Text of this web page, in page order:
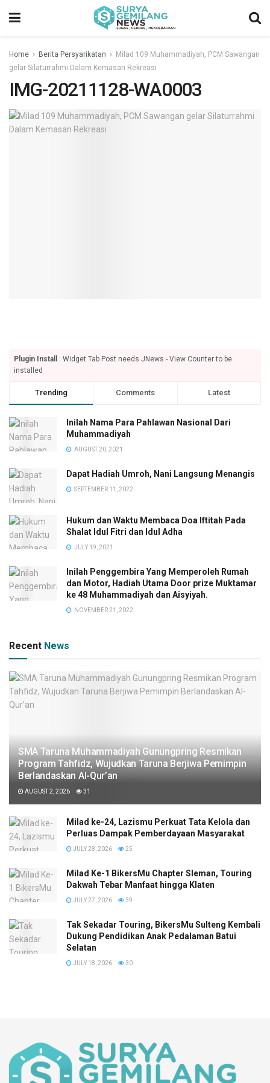
Home Berita Persyarikatan
Milad 109 Muhammadiyah, PCM Sawangan
gelar Silaturrahmi Dalam Kemasan Rekreasi
IMG-20211128-WA0003
Plugin Install
: Widget Tab Post needs JNews - View Counter to be
installed
Trending Comments Latest
Inilah Nama Para Pahlawan Nasional Dari
Muhammadiyah
AUGUST 20, 2021
Dapat Hadiah Umroh, Nani Langsung Menangis
SEPTEMBER 11, 2022
Hukum dan Waktu Membaca Doa Iftitah Pada
Shalat Idul Fitri dan Idul Adha
JULY 19, 2021
Inilah Penggembira Yang Memperoleh Rumah
dan Motor, Hadiah Utama Door prize Muktamar
ke 48 Muhammadiyah dan Aisyiyah.
NOVEMBER 21, 2022
Recent News
SMA Taruna Muhammadiyah Gunungpring Resmikan
Program Tahfidz, Wujudkan Taruna Berjiwa Pemimpin
Berlandaskan Al-Qur’an
AUGUST 2, 2026 31
Milad ke-24, Lazismu Perkuat Tata Kelola dan
Perluas Dampak Pemberdayaan Masyarakat
JULY 28, 2026 25
Milad Ke-1 BikersMu Chapter Sleman, Touring
Dakwah Tebar Manfaat hingga Klaten
JULY 27, 2026 39
Tak Sekadar Touring, BikersMu Sulteng Kembali
Dukung Pendidikan Anak Pedalaman Batui
Selatan
JULY 18, 2026 30